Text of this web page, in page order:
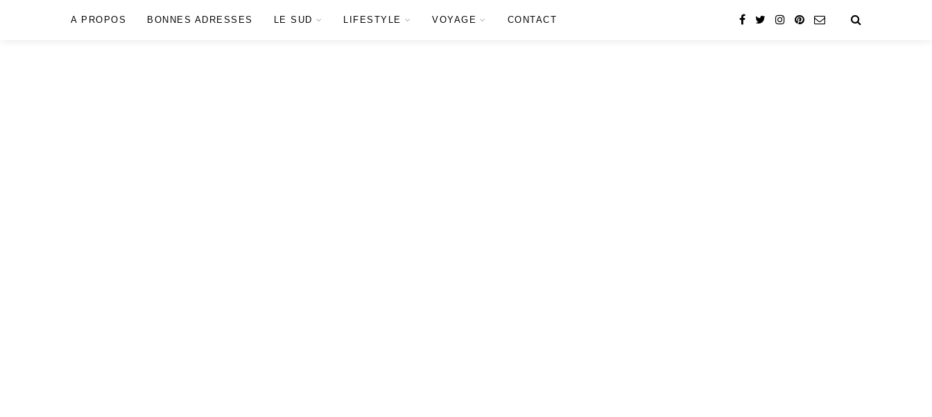
A PROPOS BONNES ADRESSES LE SUD LIFESTYLE VOYAGE CONTACT